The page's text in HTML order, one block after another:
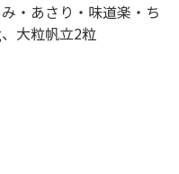
・あさり・味道楽・ち
大粒帆立2粒